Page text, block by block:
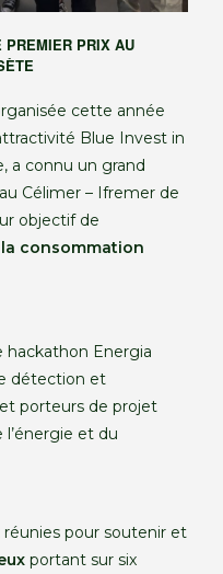
PREMIER PRIX AU
cette année
Blue Invest in
a connu un grand
Célimer – Ifremer de
objectif de
consommation
hackathon Energia
détection et
porteurs de projet
et du
réunies pour soutenir et
portant sur six